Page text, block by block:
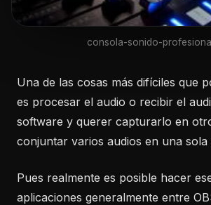
consola-sonido-
Una de las cosas más difíciles que
es procesar el audio o recibir el
software y querer capturarlo en
conjuntar varios audios en una sola
Pues realmente es posible hacer
aplicaciones generalmente entre